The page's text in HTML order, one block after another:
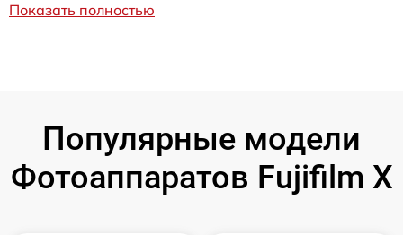
Показать полностью
Популярные модели
Фотоаппаратов Fujifilm X